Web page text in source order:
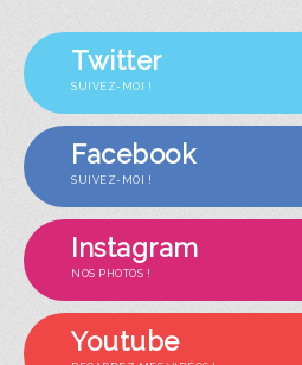
Twitter
SUIVEZ-MOI !
Facebook
SUIVEZ-MOI !
Instagram
NOS PHOTOS !
Youtube